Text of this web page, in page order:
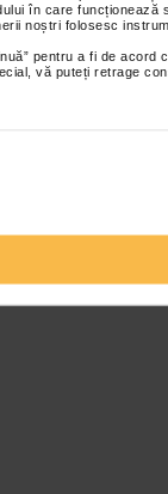
în care
noștri folosesc
pentru a fi de
vă puteți retrage
intalnite